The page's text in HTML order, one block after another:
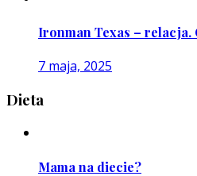
Ironman Texas – relacja.
7 maja, 2025
Dieta
Mama na diecie?